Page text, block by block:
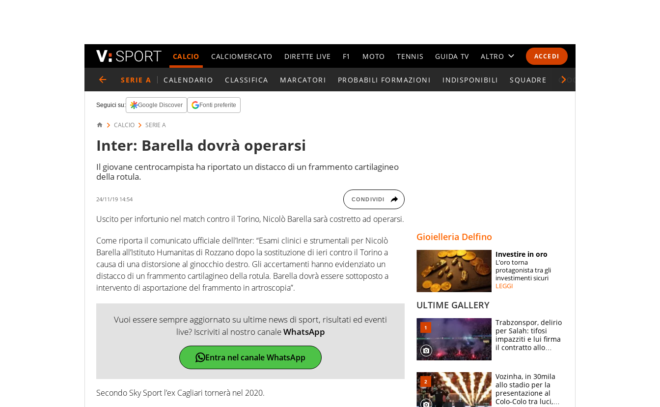
ACCEDI
CALCIO CALCIOMERCATO DIRETTE LIVE F1 MOTO TENNIS GUIDA TV ALTRO
CALENDARI E CLASSIFICHE
ESPERTI
CONTATTI
SERIE A CALENDARIO CLASSIFICA MARCATORI PROBABILI FORMAZIONI INDISPONIBILI SQUADRE GIOCATORI SERIE A
Seguici su: Google Discover Fonti preferite
CALCIO SERIE A
Inter: Barella dovrà operarsi
Il giovane centrocampista ha riportato un distacco di un frammento cartilagineo
della rotula.
24/11/19 14:54 CONDIVIDI
Uscito per infortunio nel match contro il Torino, Nicolò Barella sarà costretto ad operarsi.
Come riporta il comunicato ufficiale dell’Inter: “Esami clinici e strumentali per Nicolò
Barella all’Istituto Humanitas di Rozzano dopo la sostituzione di ieri contro il Torino a
causa di una distorsione al ginocchio destro. Gli accertamenti hanno evidenziato un
distacco di un frammento cartilagineo della rotula. Barella dovrà essere sottoposto a
intervento di asportazione del frammento in artroscopia”.
Vuoi essere sempre aggiornato su ultime news di sport, risultati ed eventi
live? Iscriviti al nostro canaleWhatsApp
Entra nel canale WhatsApp
Secondo Sky Sport l’ex Cagliari tornerà nel 2020.
Gioielleria Delfino
Investire in oro
L’oro torna
protagonista tra gli
investimenti sicuri
LEGGI
ULTIME GALLERY
Trabzonspor, delirio
per Salah: tifosi
impazziti e lui firma
il contratto allo
Vozinha, in 30mila
allo stadio per la
presentazione al
Colo-Colo tra luci,